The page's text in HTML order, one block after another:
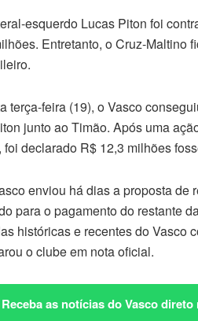
esquerdo Lucas Piton foi
Entretanto, o Cruz-Maltino
terça-feira (19), o Vasco
junto ao Timão. Após uma
foi declarado R$ 12,3 milhões
enviou há dias a proposta
para o pagamento do restante
históricas e recentes do Vasco
o clube em nota oficial.
Receba as notícias do Vasco